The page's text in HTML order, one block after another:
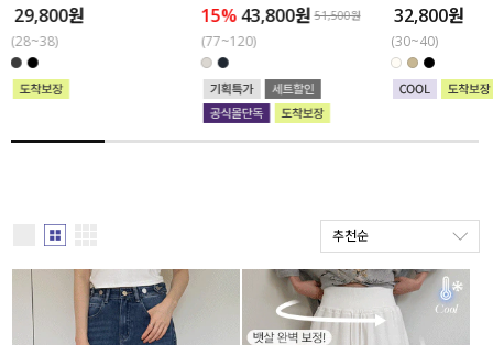
세트할인 ~30%
하객룩
티셔츠
팬츠
블라우스
팬츠
액티브웨어
언더웨어
ACC
29,800원
(28~38)
15%43,800원 51,500원
(77~120)
32,800원
(30~40)
추천순